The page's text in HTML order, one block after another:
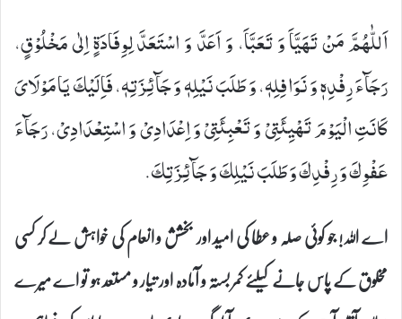
اَللّٰهُمَّ مَنْ تَهَیَّاَ وَ تَعَبَّاَ، وَ اَعَدَّ وَ اسْتَعَدَّ لِوِفَادَةٍ اِلٰى مَخْلُوْقٍ،
رَجَآءَ رِفْدِهٖ وَ نَوَافِلِهٖ، وَ طَلَبَ نَیْلِهٖ وَ جَآئِزَتِهٖ، فَاِلَیْكَ یَا مَوْلَایَ
كَانَتِ الْیَوْمَ تَهْیِئَتِیْ وَ تَعْبِئَتِیْ وَ اِعْدَادِیْ وَ اسْتِعْدَادِیْ، رَجَآءَ
عَفْوِكَ وَ رِفْدِكَ وَ طَلَبَ نَیْلِكَ وَ جَآئِزَتِكَ.
اے اللہ! جو کوئی صلہ و عطا کی امید اور بخشش و انعام کی خواہش لے کر کسی
مخلوق کے پاس جانے کیلئے کمر بستہ و آمادہ اور تیار و مستعد ہو تو اے میرے